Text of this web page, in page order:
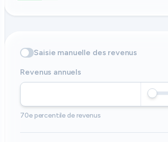
Saisie manuelle des revenus
Revenus annuels
70e percentile de revenus